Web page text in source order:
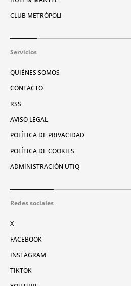
CLUB METRÓPOLI
Servicios
QUIÉNES SOMOS
CONTACTO
RSS
AVISO LEGAL
POLÍTICA DE PRIVACIDAD
POLÍTICA DE COOKIES
ADMINISTRACIÓN UTIQ
Redes sociales
X
FACEBOOK
INSTAGRAM
TIKTOK